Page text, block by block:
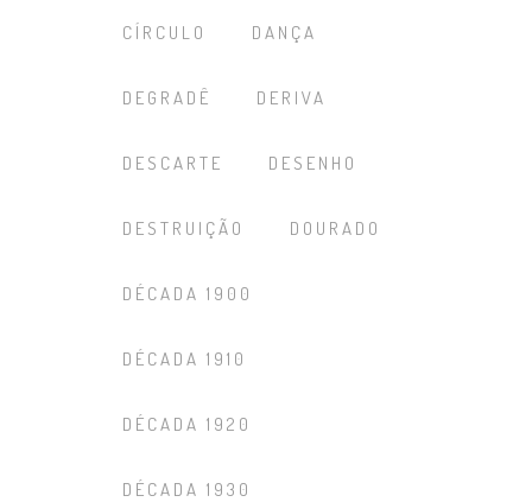
CÍRCULO DANÇA
DEGRADÊ DERIVA
DESCARTE DESENHO
DESTRUIÇÃO DOURADO
DÉCADA 1900
DÉCADA 1910
DÉCADA 1920
DÉCADA 1930